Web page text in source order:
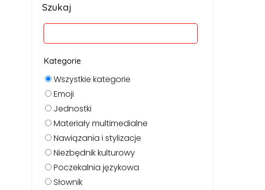
Szukaj
Kategorie
Wszystkie kategorie
Emoji
Jednostki
Materiały multimedialne
Nawiązania i stylizacje
Niezbędnik kulturowy
Poczekalnia językowa
Słownik